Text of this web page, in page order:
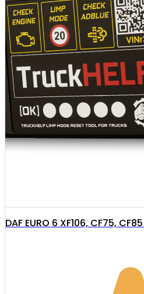
DAF EURO 6 XF106, CF75,